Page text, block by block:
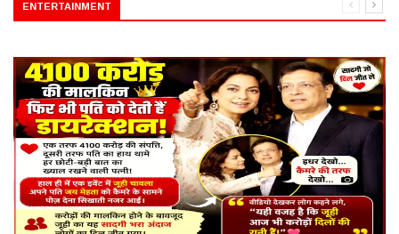
ENTERTAINMENT